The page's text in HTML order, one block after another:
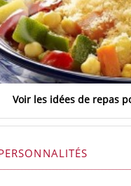
Voir les idées de repas